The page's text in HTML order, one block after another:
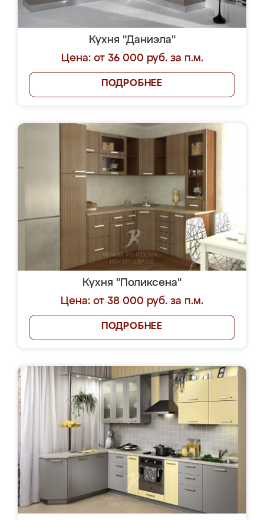
Кухня "Даниэла"
Цена: от 36 000 руб. за п.м.
ПОДРОБНЕЕ
Кухня "Поликсена"
Цена: от 38 000 руб. за п.м.
ПОДРОБНЕЕ